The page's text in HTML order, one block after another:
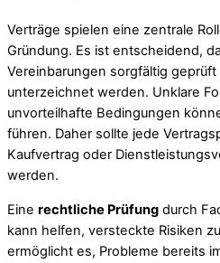
Verträge spielen eine zentrale
Gründung. Es ist entscheidend,
Vereinbarungen sorgfältig
unterzeichnet werden. Unklare
unvorteilhafte Bedingungen
führen. Daher sollte jede
Kaufvertrag oder
werden.
Eine rechtliche Prüfung durch
kann helfen, versteckte Risiken
ermöglicht es, Probleme bereits